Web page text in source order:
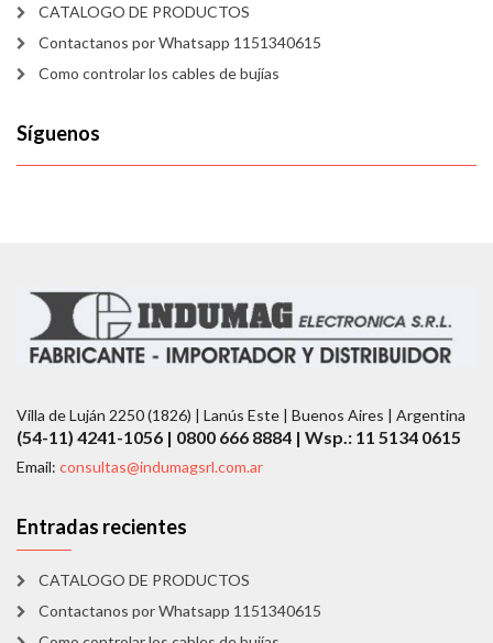
CATALOGO DE PRODUCTOS
Contactanos por Whatsapp 1151340615
Como controlar los cables de bujías
Síguenos
Villa de Luján 2250 (1826) | Lanús Este | Buenos Aires | Argentina
(54-11) 4241-1056 | 0800 666 8884 | Wsp.: 11 5134 0615
Email: consultas@indumagsrl.com.ar
Entradas recientes
CATALOGO DE PRODUCTOS
Contactanos por Whatsapp 1151340615